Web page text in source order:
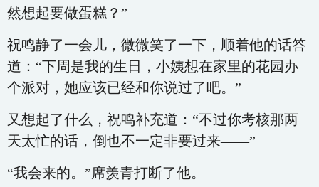
然想起要做蛋糕？”
祝鸣静了一会儿，微微笑了一下，顺着他的话答
道：“下周是我的生日，小姨想在家里的花园办
个派对，她应该已经和你说过了吧。”
又想起了什么，祝鸣补充道：“不过你考核那两
天太忙的话，倒也不一定非要过来——”
“我会来的。”席羡青打断了他。